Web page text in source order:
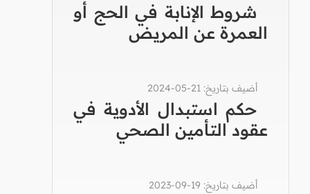
شروط الإنابة في الحج أو
العمرة عن المريض
أضيف بتاريخ: 21-05-2024
حكم استبدال الأدوية في
عقود التأمين الصحي
أضيف بتاريخ: 19-09-2023